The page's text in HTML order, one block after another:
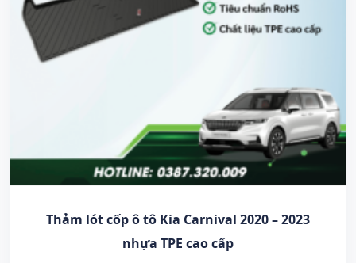
Thảm lót cốp ô tô Kia Carnival 2020 – 2023
nhựa TPE cao cấp